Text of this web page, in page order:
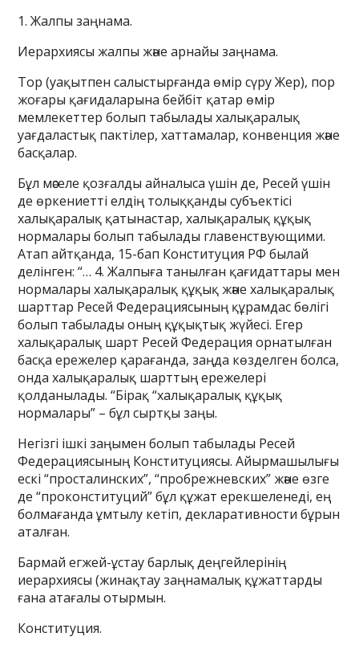
1. Жалпы заңнама.
Иерархиясы жалпы және арнайы заңнама.
Top (уақытпен салыстырғанда өмір сүру Жер), пор
жоғары қағидаларына бейбіт қатар өмір
мемлекеттер болып табылады халықаралық
уағдаластық пактілер, хаттамалар, конвенция және
басқалар.
Бұл мәселе қозғалды айналыса үшін де, Ресей үшін
де өркениетті елдің толыққанды субъектісі
халықаралық қатынастар, халықаралық құқық
нормалары болып табылады главенствующими.
Атап айтқанда, 15-бап Конституция РФ былай
делінген: “… 4. Жалпыға танылған қағидаттары мен
нормалары халықаралық құқық және халықаралық
шарттар Ресей Федерациясының құрамдас бөлігі
болып табылады оның құқықтық жүйесі. Егер
халықаралық шарт Ресей Федерация орнатылған
басқа ережелер қарағанда, заңда көзделген болса,
онда халықаралық шарттың ережелері
қолданылады. “Бірақ “халықаралық құқық
нормалары” – бұл сыртқы заңы.
Негізгі ішкі заңымен болып табылады Ресей
Федерациясының Конституциясы. Айырмашылығы
ескі “просталинских”, “пробрежневских” және өзге
де “проконституций” бұл құжат ерекшеленеді, ең
болмағанда ұмтылу кетіп, декларативности бұрын
аталған.
Бармай егжей-ұстау барлық деңгейлерінің
иерархиясы (жинақтау заңнамалық құжаттарды
ғана атағалы отырмын.
Конституция.